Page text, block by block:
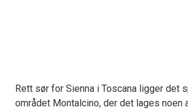
Rett sør for Sienna i Toscana ligger det
området Montalcino, der det lages noen